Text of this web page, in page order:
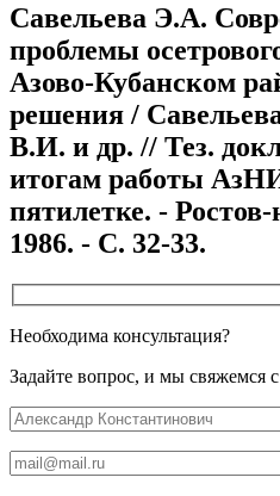
Савельева Э.А.
проблемы
Азово-Кубанском
решения /
В.И. и др. // Тез.
итогам работы
пятилетке. -
1986. - С. 32-33.
Необходима консультация?
Задайте вопрос, и мы свяжемся